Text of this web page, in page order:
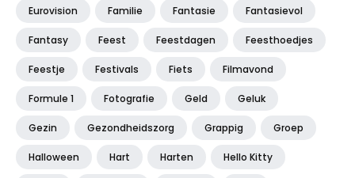
Eurovision Familie Fantasie Fantasievol
Fantasy Feest Feestdagen Feesthoedjes
Feestje Festivals Fiets Filmavond
Formule 1 Fotografie Geld Geluk
Gezin Gezondheidszorg Grappig Groep
Halloween Hart Harten Hello Kitty